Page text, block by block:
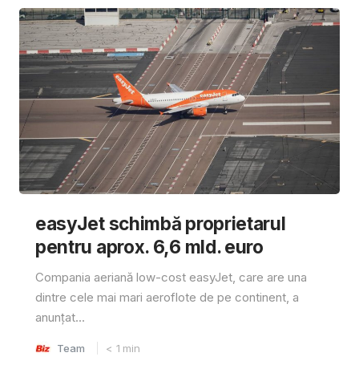
easyJet schimbă proprietarul
pentru aprox. 6,6 mld. euro
Compania aeriană low-cost easyJet, care are una
dintre cele mai mari aeroflote de pe continent, a
anunțat...
Team < 1 min